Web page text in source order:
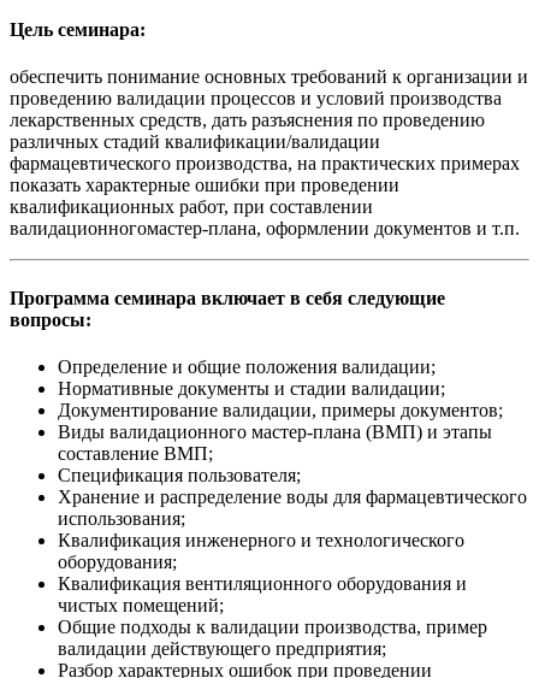
Цель семинара:
обеспечить понимание основных требований к организации и
проведению валидации процессов и условий производства
лекарственных средств, дать разъяснения по проведению
различных стадий квалификации/валидации
фармацевтического производства, на практических примерах
показать характерные ошибки при проведении
квалификационных работ, при составлении
валидационногомастер-плана, оформлении документов и т.п.
Программа семинара включает в себя следующие
вопросы:
Определение и общие положения валидации;
Нормативные документы и стадии валидации;
Документирование валидации, примеры документов;
Виды валидационного мастер-плана (ВМП) и этапы
составление ВМП;
Спецификация пользователя;
Хранение и распределение воды для фармацевтического
использования;
Квалификация инженерного и технологического
оборудования;
Квалификация вентиляционного оборудования и
чистых помещений;
Общие подходы к валидации производства, пример
валидации действующего предприятия;
Разбор характерных ошибок при проведении